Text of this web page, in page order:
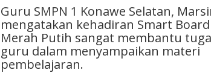
Guru SMPN 1 Konawe Selatan,
mengatakan kehadiran Smart Board
Merah Putih sangat membantu
guru dalam menyampaikan materi
pembelajaran.